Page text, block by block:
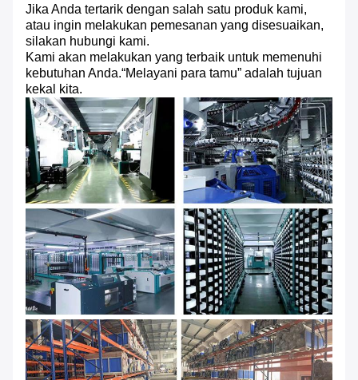
Jika Anda tertarik dengan salah satu produk kami,
atau ingin melakukan pemesanan yang disesuaikan,
silakan hubungi kami.
Kami akan melakukan yang terbaik untuk memenuhi
kebutuhan Anda.“Melayani para tamu” adalah tujuan
kekal kita.